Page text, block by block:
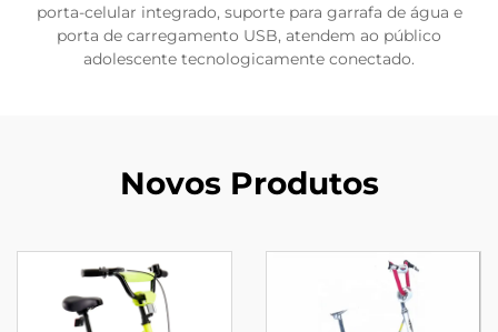
porta-celular integrado, suporte para garrafa de água e
porta de carregamento USB, atendem ao público
adolescente tecnologicamente conectado.
Novos Produtos